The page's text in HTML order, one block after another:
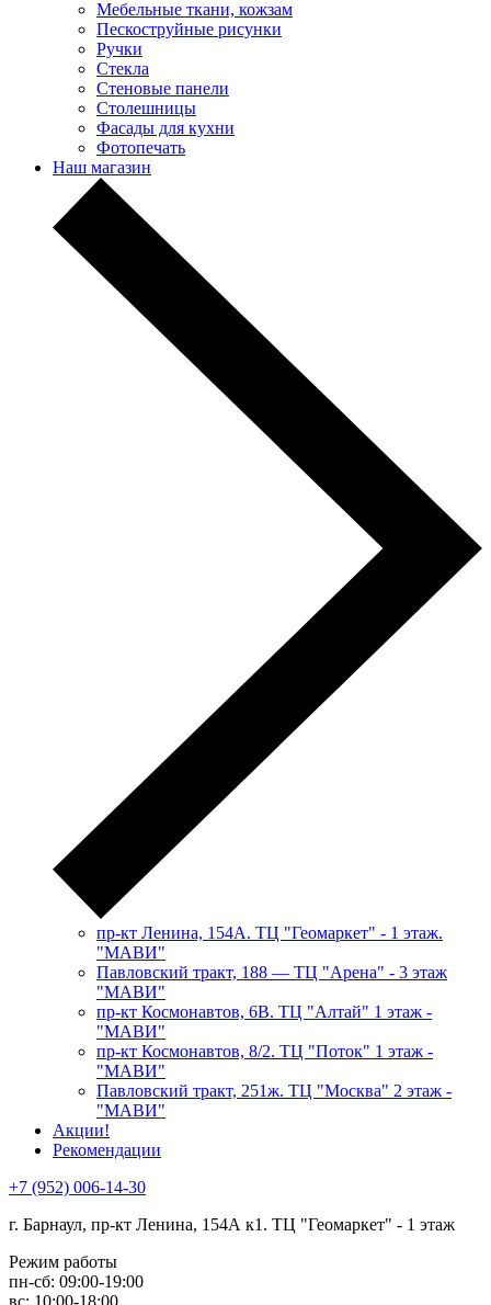
Мебельные ткани, кожзам
Пескоструйные рисунки
Ручки
Стекла
Стеновые панели
Столешницы
Фасады для кухни
Фотопечать
Наш магазин
пр-кт Ленина, 154А. ТЦ "Геомаркет" - 1 этаж.
"МАВИ"
​Павловский тракт, 188 — ТЦ "Арена" - 3 этаж
"МАВИ"
пр-кт Космонавтов, 6В. ТЦ "Алтай" 1 этаж -
"МАВИ"
пр-кт Космонавтов, 8/2. ТЦ "Поток" 1 этаж -
"МАВИ"
Павловский тракт, 251ж. ТЦ "Москва" 2 этаж -
"МАВИ"
Акции!
Рекомендации
+7 (952) 006-14-30
г. Барнаул, пр-кт Ленина, 154А к1. ТЦ "Геомаркет" - 1 этаж
Режим работы
пн-сб: 09:00-19:00